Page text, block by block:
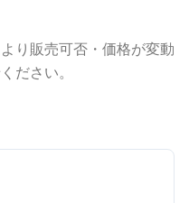
り販売可否・価格が変動
ださい。